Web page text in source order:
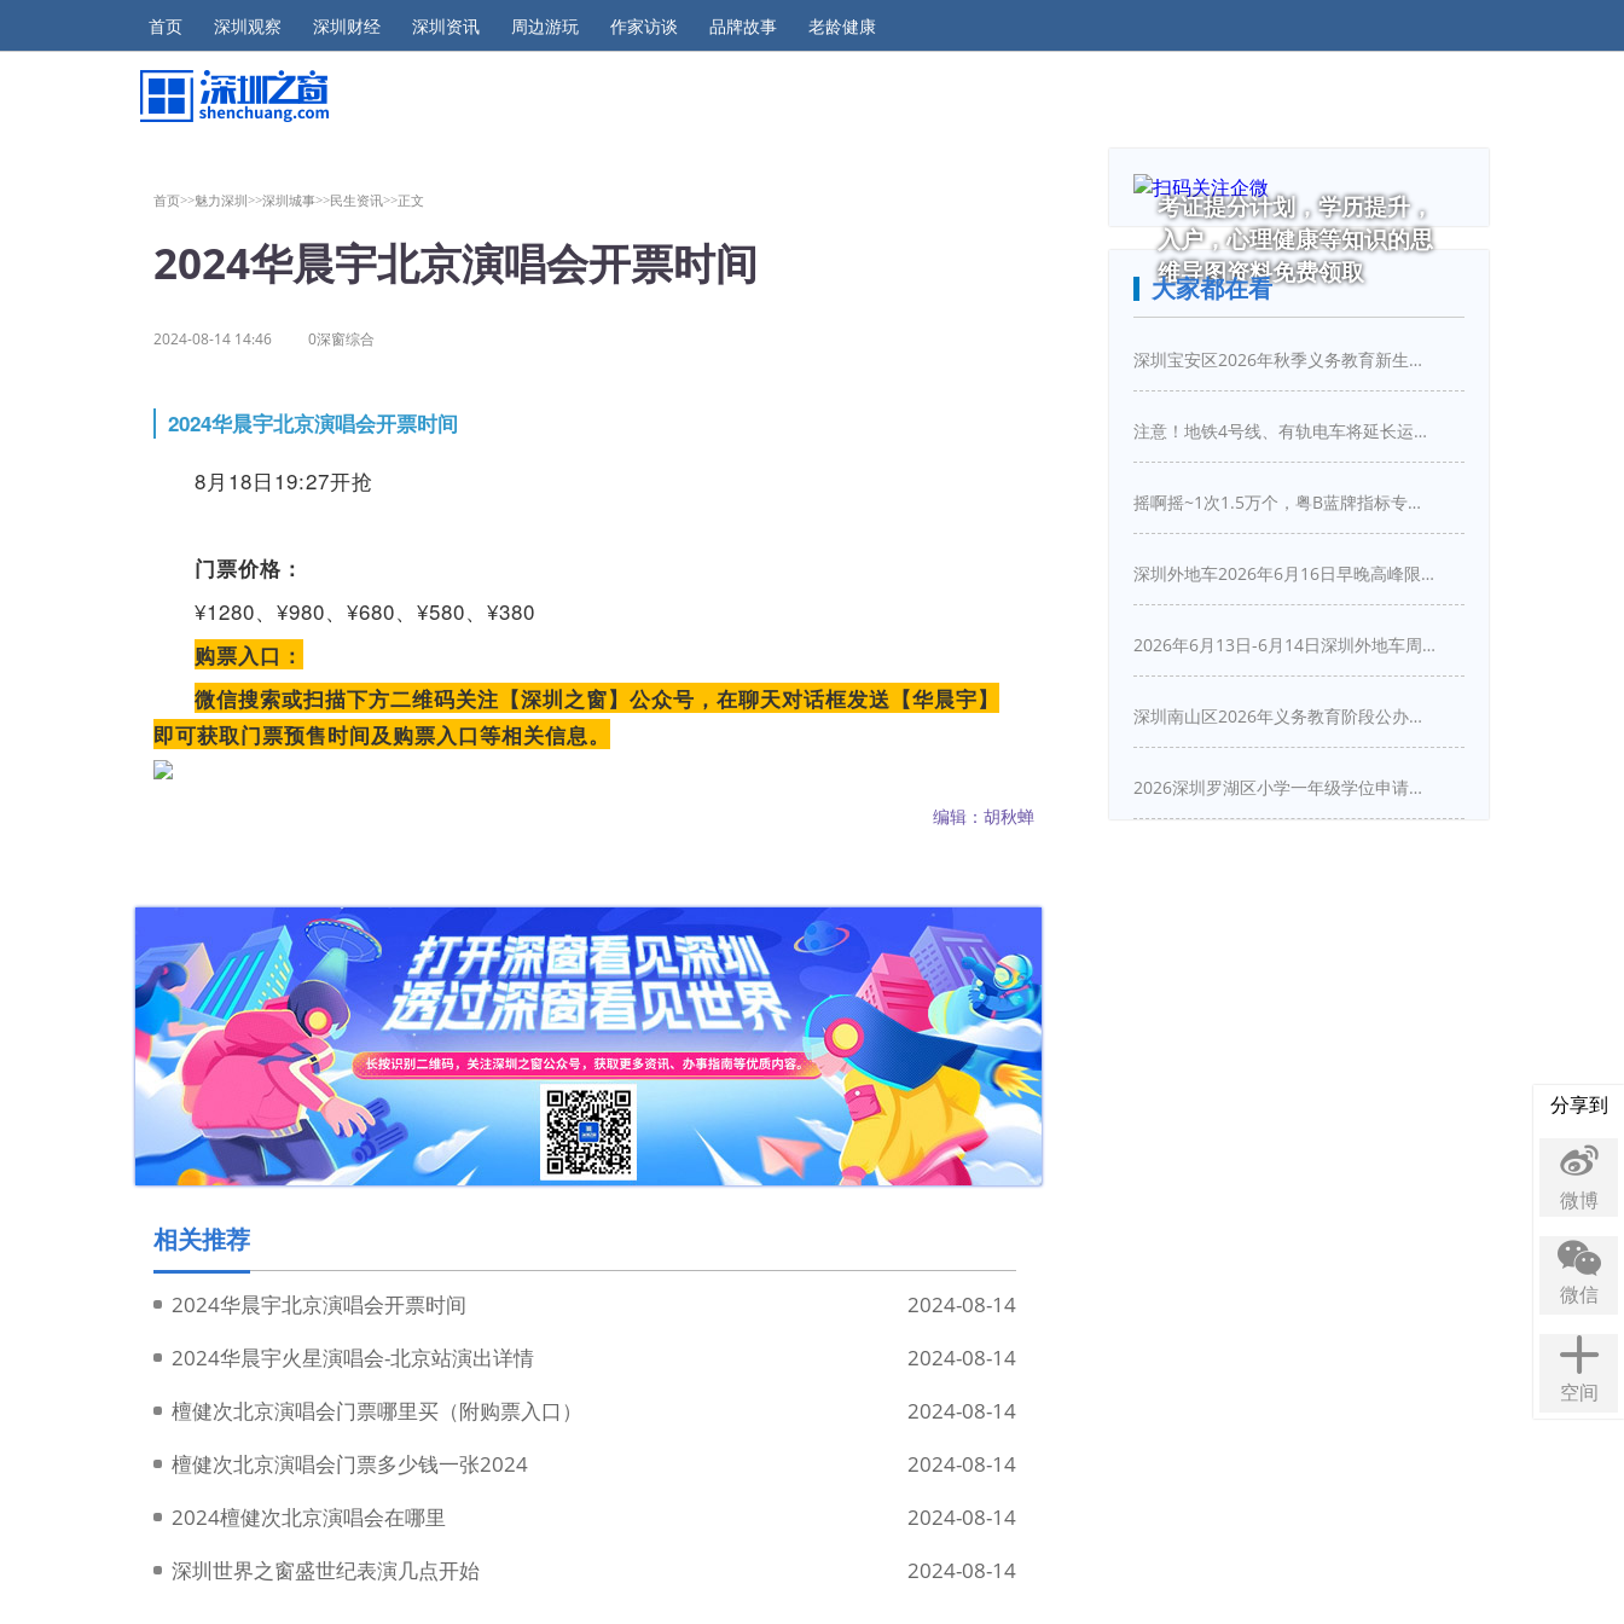
首页 深圳观察 深圳财经 深圳资讯 周边游玩 作家访谈 品牌故事 老龄健康
首页>>魅力深圳>>深圳城事>>民生资讯>>正文
2024华晨宇北京演唱会开票时间
2024-08-14 14:46 0深窗综合
2024华晨宇北京演唱会开票时间
8月18日19:27开抢
门票价格：
¥1280、¥980、¥680、¥580、¥380
购票入口：
微信搜索或扫描下方二维码关注【深圳之窗】公众号，在聊天对话框发送【华晨宇】
即可获取门票预售时间及购票入口等相关信息。
编辑：胡秋蝉
分享到
微博
微信
空间
相关推荐
2024华晨宇北京演唱会开票时间
2024-08-14
2024华晨宇火星演唱会-北京站演出详情
2024-08-14
檀健次北京演唱会门票哪里买（附购票入口）
2024-08-14
檀健次北京演唱会门票多少钱一张2024
2024-08-14
2024檀健次北京演唱会在哪里
2024-08-14
深圳世界之窗盛世纪表演几点开始
2024-08-14
考证提分计划，学历提升，
入户，心理健康等知识的思
维导图资料免费领取
大家都在看
深圳宝安区2026年秋季义务教育新生入学指引
注意！地铁4号线、有轨电车将延长运营服务！
摇啊摇~1次1.5万个，粤B蓝牌指标专项摇号又来啦！
深圳外地车2026年6月16日早晚高峰限行详情
2026年6月13日-6月14日深圳外地车周末限行吗
深圳南山区2026年义务教育阶段公办学校新生入学申请指南
2026深圳罗湖区小学一年级学位申请指南